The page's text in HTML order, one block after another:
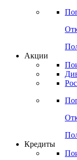
Акции
Кредиты